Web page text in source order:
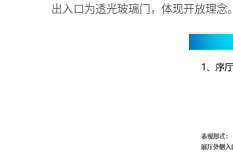
出入口为透光玻璃门，体现开放理念。